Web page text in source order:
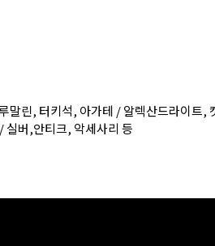
말린, 터키석, 아가테 / 알렉산드라이트,
실버,안티크, 악세사리 등